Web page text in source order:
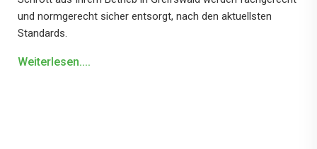
und normgerecht sicher entsorgt, nach den aktuellsten
Standards.
Weiterlesen....